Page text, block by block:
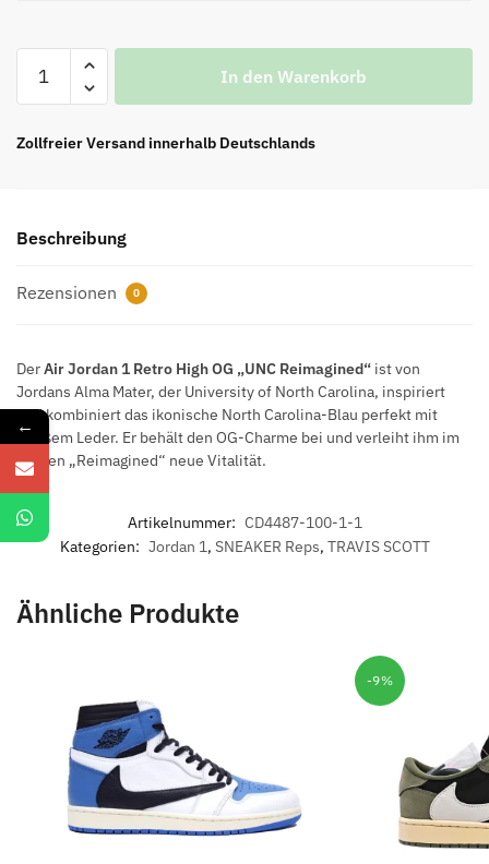
Besten
Jordan
OG
Reimagined
In den Warenkorb
Zollfreier Versand innerhalb Deutschlands
Beschreibung
Rezensionen 0
DerAir Jordan 1 Retro High OG „UNC Reimagined“ ist von
Jordans Alma Mater, der University of North Carolina, inspiriert
und kombiniert das ikonische North Carolina-Blau perfekt mit
weißem Leder. Er behält den OG-Charme bei und verleiht ihm im
Namen „Reimagined“ neue Vitalität.
Artikelnummer: CD4487-100-1-1
Kategorien: Jordan 1, SNEAKER Reps, TRAVIS SCOTT
Ähnliche Produkte
-9%
←